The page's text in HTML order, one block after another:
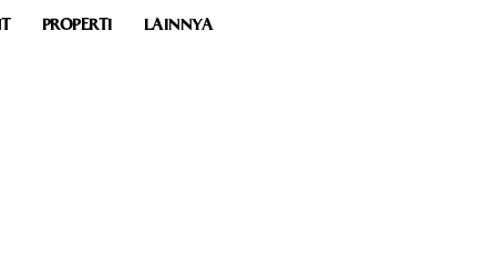
PROPERTI LAINNYA